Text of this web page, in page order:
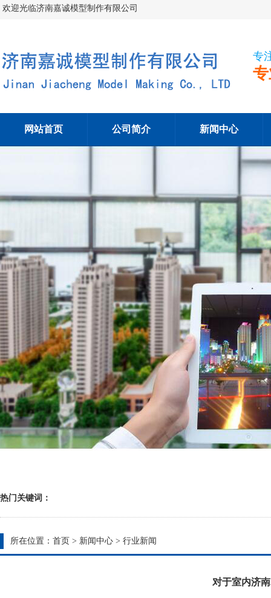
欢迎光临济南嘉诚模型制作有限公司
专
网站首页 公司简介 新闻中心
热门关键词：
所在位置： 首页 > 新闻中心 > 行业新闻
对于室内济